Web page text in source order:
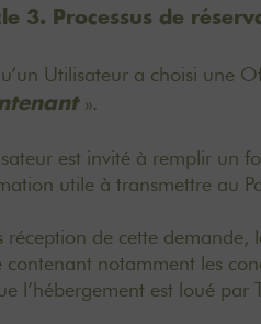
3. Processus de
Utilisateur a choisi une
».
est invité à remplir un
utile à transmettre au
réception de cette
contenant notamment les
l’hébergement est loué par